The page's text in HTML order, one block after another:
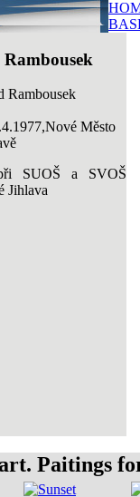
Město
SUOŠ a SVOŠ
Jihlava
Paitings